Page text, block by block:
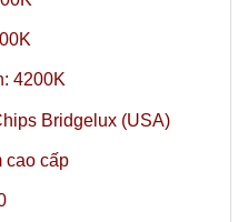
4200K
Bridgelux (USA)
cao cấp